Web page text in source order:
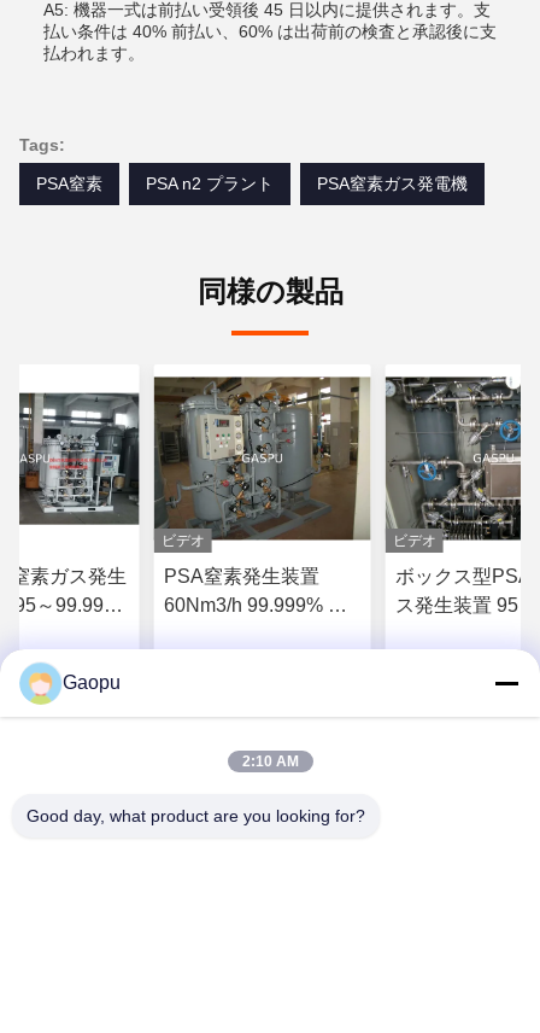
A5: 機器一式は前払い受領後 45 日以内に提供されます。支
払い条件は 40% 前払い、60% は出荷前の検査と承認後に支
払われます。
Tags:
PSA窒素
PSA n2 プラント PSA窒素ガス発電機
同様の製品
窒素ガス発生
95～99.99%
の 価格 を 入手
ビデオ
PSA窒素発生装置
60Nm3/h 99.999% 純
する
ビデオ
ボックス型PSA
ス発生装置 95～
最高 の 価
Gaopu
2:10 AM
Good day, what product are you looking for?